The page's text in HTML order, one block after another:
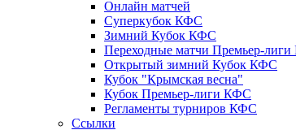
Онлайн матчей
Суперкубок КФС
Зимний Кубок КФС
Переходные матчи Премьер-
Открытый зимний Кубок КФС
Кубок "Крымская весна"
Кубок Премьер-лиги КФС
Регламенты турниров КФС
Ссылки